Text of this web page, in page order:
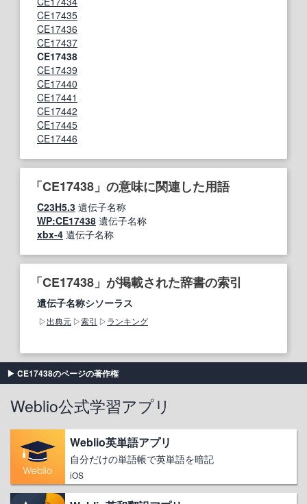
CE17435
CE17436
CE17437
CE17438
CE17439
CE17440
CE17441
CE17442
CE17445
CE17446
「CE17438」の意味に関連した用語
C23H5.3 遺伝子名称
WP:CE17438 遺伝子名称
xbx-4 遺伝子名称
「CE17438」が掲載された辞書の索引
遺伝子名称シソーラス
出典元 索引 ランキング
CE17438のページの著作権
Weblio公式学習アプリ
Weblio英単語アプリ
自分だけの単語帳で英単語を暗記
iOS